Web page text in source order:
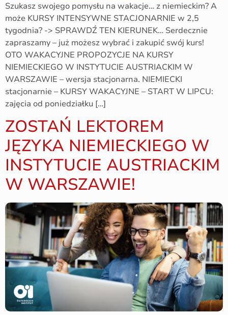
Szukasz swojego pomysłu na wakacje… z niemieckim? A
może KURSY INTENSYWNE STACJONARNIE w 2,5
tygodnia? -> SPRAWDŹ TEN KIERUNEK… Serdecznie
zapraszamy – już możesz wybrać i zakupić swój kurs!
OTO WAKACYJNE PROPOZYCJE NA KURSY
NIEMIECKIEGO W INSTYTUCIE AUSTRIACKIM W
WARSZAWIE – wersja stacjonarna. NIEMIECKI
stacjonarnie – KURSY WAKACYJNE – START W LIPCU:
zajęcia od poniedziałku […]
ZOSTAŃ LEKTOREM
JĘZYKA NIEMIECKIEGO W
INSTYTUCIE AUSTRIACKIM
W WARSZAWIE!